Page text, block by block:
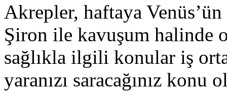
Akrepler, haftaya
Şiron ile kavuşum halinde
sağlıkla ilgili konular iş
yaranızı saracağınız konu